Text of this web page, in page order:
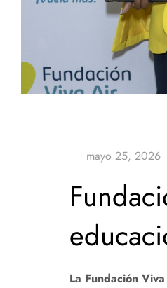
La Fundación